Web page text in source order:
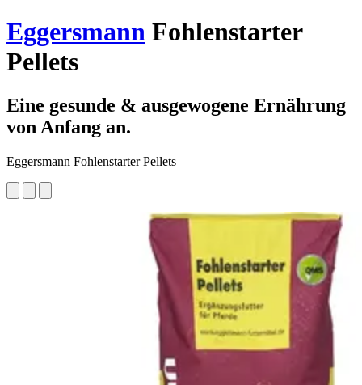
Eggersmann Fohlenstarter
Pellets
Eine gesunde & ausgewogene Ernährung
von Anfang an.
Eggersmann Fohlenstarter Pellets